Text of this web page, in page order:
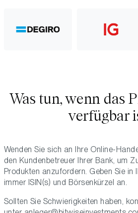
Was tun, wenn das
verfügbar
Wenden Sie sich an Ihre Online-
den Kundenbetreuer Ihrer Bank, um
Produkten anzufordern. Geben Sie in
immer ISIN(s) und Börsenkürzel an.
Sollten Sie Schwierigkeiten haben,